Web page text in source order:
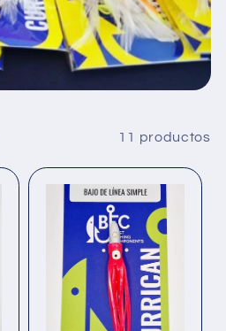
11 productos